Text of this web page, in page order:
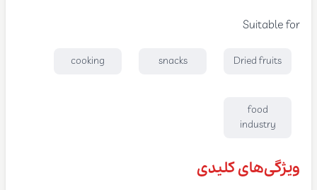
Suitable for
Dried fruits
snacks
cooking
food
industry
ویژگی‌های کلیدی